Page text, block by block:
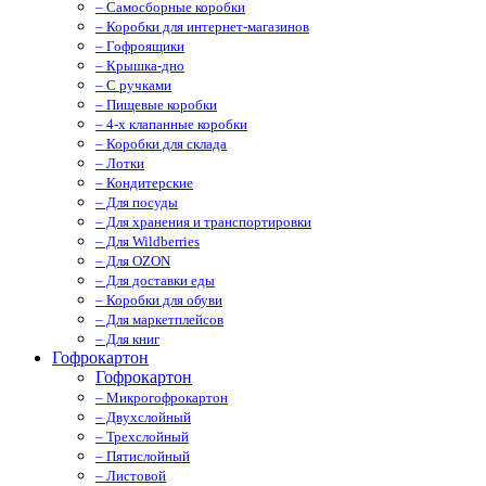
– Самосборные коробки
– Коробки для интернет-магазинов
– Гофроящики
– Крышка-дно
– С ручками
– Пищевые коробки
– 4-х клапанные коробки
– Коробки для склада
– Лотки
– Кондитерские
– Для посуды
– Для хранения и транспортировки
– Для Wildberries
– Для OZON
– Для доставки еды
– Коробки для обуви
– Для маркетплейсов
– Для книг
Гофрокартон
Гофрокартон
– Микрогофрокартон
– Двухслойный
– Трехслойный
– Пятислойный
– Листовой